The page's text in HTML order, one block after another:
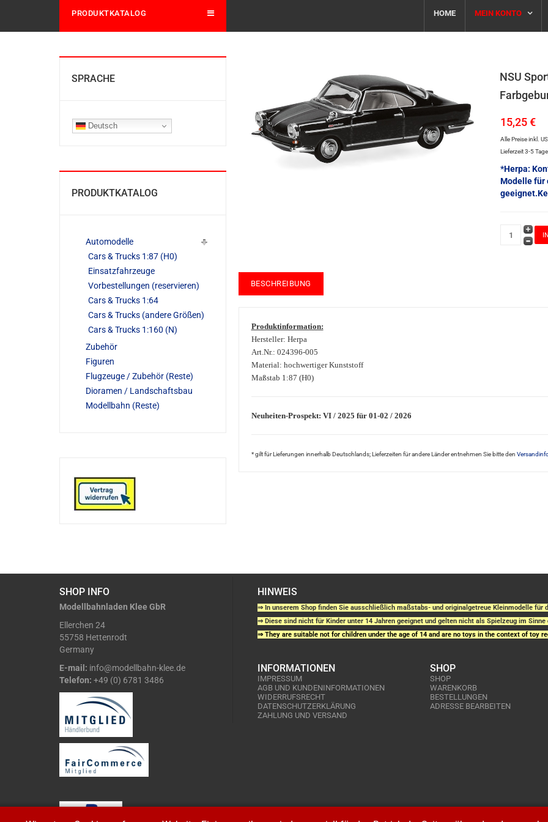
PRODUKTKATALOG HOME MEIN KONTO
NSU
15,25 €
Alle Preise inkl.
Lieferzeit 3-5
*Herpa:
Modelle für
BESCHREIBUNG
Produktinformation:
Hersteller: Herpa
Art.Nr.: 024396-005
Material: hochwertiger Kunststoff
Maßstab 1:87 (H0)
Neuheiten-Prospekt: VI / 2025 für 01-02 / 2026
* gilt für Lieferungen innerhalb Deutschlands; Lieferzeiten für andere Länder entnehmen Sie bitte den
SPRACHE
Deutsch
PRODUKTKATALOG
Automodelle
Cars & Trucks 1:87 (H0)
Einsatzfahrzeuge
Vorbestellungen (reservieren)
Cars & Trucks 1:64
Cars & Trucks (andere Größen)
Cars & Trucks 1:160 (N)
Zubehör
Figuren
Flugzeuge / Zubehör (Reste)
Dioramen / Landschaftsbau
Modellbahn (Reste)
SHOP INFO
Modellbahnladen Klee GbR
Ellerchen 24
55758 Hettenrodt
Germany
E-mail: info@modellbahn-klee.de
Telefon: +49 (0) 6781 3486
HINWEIS
⇒ In unserem Shop finden Sie ausschließlich maßstabs- und originalgetreue Kleinmodelle für
⇒ Diese sind nicht für Kinder unter 14 Jahren geeignet und gelten nicht als Spielzeug im
⇒ They are suitable not for children under the age of 14 and are no toys in the context of toy
INFORMATIONEN
IMPRESSUM
AGB UND KUNDENINFORMATIONEN
WIDERRUFSRECHT
DATENSCHUTZERKLÄRUNG
ZAHLUNG UND VERSAND
SHOP
SHOP
WARENKORB
BESTELLUNGEN
ADRESSE BEARBEITEN